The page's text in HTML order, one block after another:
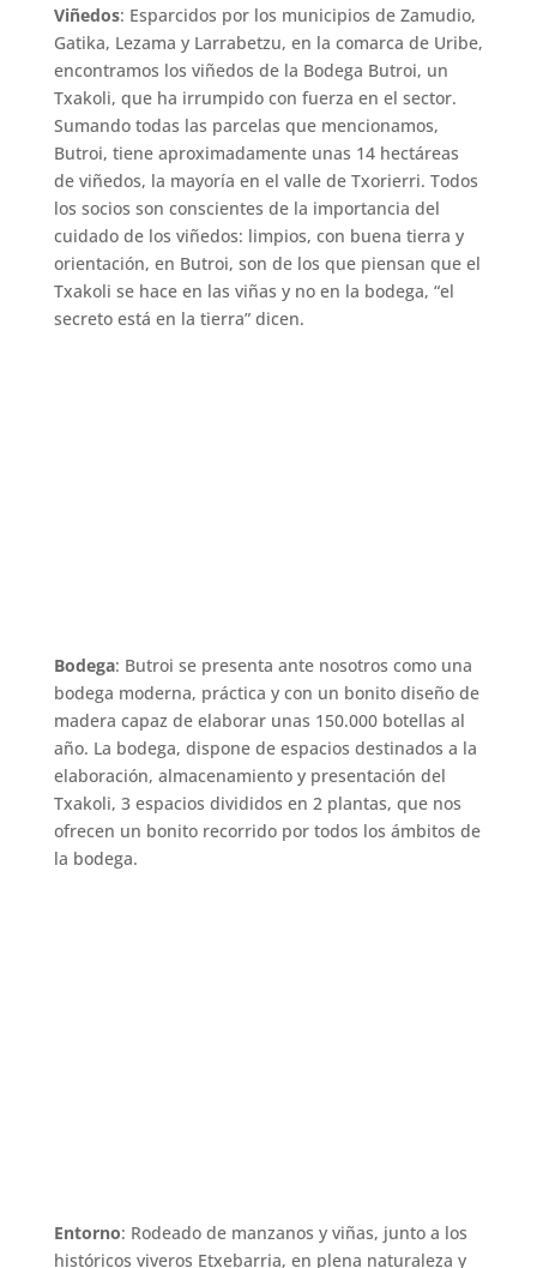
Viñedos: Esparcidos por los municipios de Zamudio,
Gatika, Lezama y Larrabetzu, en la comarca de Uribe,
encontramos los viñedos de la Bodega Butroi, un
Txakoli, que ha irrumpido con fuerza en el sector.
Sumando todas las parcelas que mencionamos,
Butroi, tiene aproximadamente unas 14 hectáreas
de viñedos, la mayoría en el valle de Txorierri. Todos
los socios son conscientes de la importancia del
cuidado de los viñedos: limpios, con buena tierra y
orientación, en Butroi, son de los que piensan que el
Txakoli se hace en las viñas y no en la bodega, “el
secreto está en la tierra” dicen.
Bodega: Butroi se presenta ante nosotros como una
bodega moderna, práctica y con un bonito diseño de
madera capaz de elaborar unas 150.000 botellas al
año. La bodega, dispone de espacios destinados a la
elaboración, almacenamiento y presentación del
Txakoli, 3 espacios divididos en 2 plantas, que nos
ofrecen un bonito recorrido por todos los ámbitos de
la bodega.
Entorno: Rodeado de manzanos y viñas, junto a los
históricos viveros Etxebarria, en plena naturaleza y